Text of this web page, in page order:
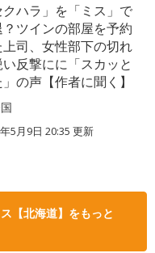
クハラ」を「ミス」で
ツインの部屋を予約
上司、女性部下の切れ
反撃にに「スカッと
」の声【作者に聞く】
5月9日 20:35 更新
【北海道】をもっと